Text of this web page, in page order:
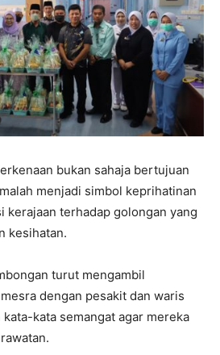
bukan sahaja bertujuan
menjadi simbol keprihatinan
kerajaan terhadap golongan yang
kesihatan.
turut mengambil
dengan pesakit dan waris
kata semangat agar mereka